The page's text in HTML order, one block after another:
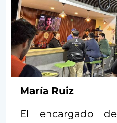
María Ruiz
El encargado